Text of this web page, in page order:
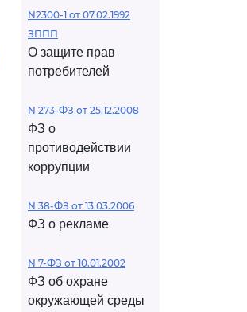
N2300-1 от 07.02.1992
ЗППП
О защите прав
потребителей
N 273-ФЗ от 25.12.2008
ФЗ о
противодействии
коррупции
N 38-ФЗ от 13.03.2006
ФЗ о рекламе
N 7-ФЗ от 10.01.2002
ФЗ об охране
окружающей среды